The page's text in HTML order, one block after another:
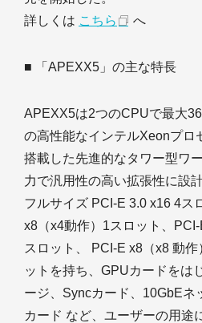
詳しくは こちら へ
■ 「APEXX5」の主な特長
APEXX5は2つのCPUで最大
の高性能なインテルXeonプロ
搭載した先進的なタワー型ワ
力で汎用性の高い拡張性に設
フルサイズ PCI-E 3.0 x16 4ス
x8（x4動作）1スロット、
スロット、 PCI-E x8（x8 動
ットを持ち、GPUカードをは
ージ、Syncカード、10GbEネ
カード など、ユーザーの用途